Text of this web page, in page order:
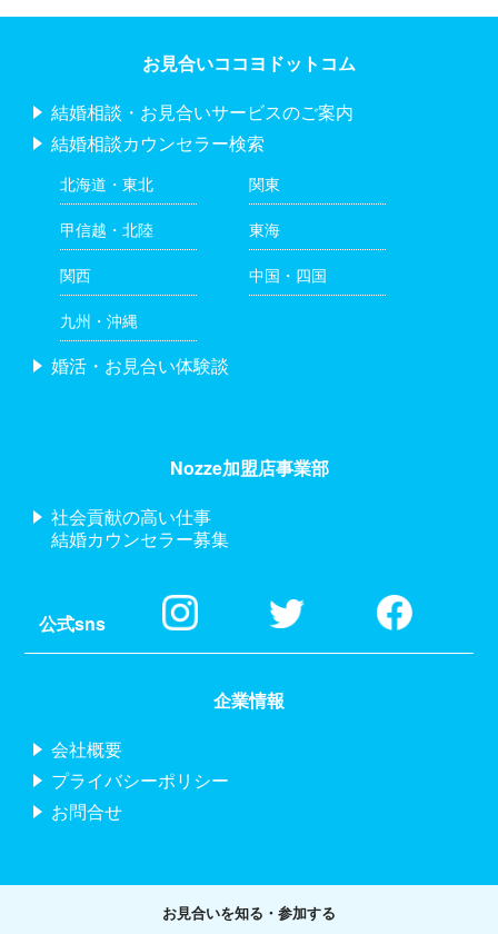
お見合いココヨドットコム
結婚相談・お見合いサービスのご案内
結婚相談カウンセラー検索
北海道・東北 関東
甲信越・北陸 東海
関西 中国・四国
九州・沖縄
婚活・お見合い体験談
Nozze加盟店事業部
社会貢献の高い仕事
結婚カウンセラー募集
公式sns
企業情報
会社概要
プライバシーポリシー
お問合せ
お見合いを知る・参加する